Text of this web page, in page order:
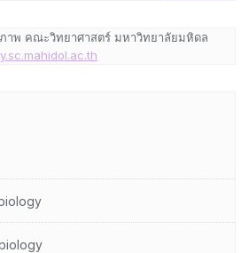
พ คณะวิทยาศาสตร์ มหาวิทยาลัยมหิดล